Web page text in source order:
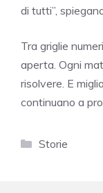
di tutti”,
Tra griglie
aperta. Ogni
risolvere. E
continuano a
Categorie
Storie